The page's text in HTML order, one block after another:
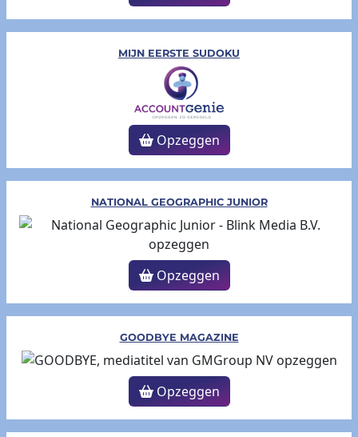
MIJN EERSTE SUDOKU
Opzeggen
NATIONAL GEOGRAPHIC JUNIOR
Opzeggen
GOODBYE MAGAZINE
Opzeggen